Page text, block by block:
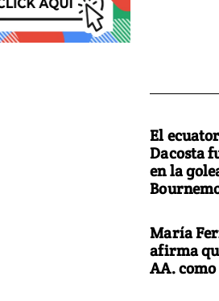
El
Dacosta
en la
María
afirma
AA.